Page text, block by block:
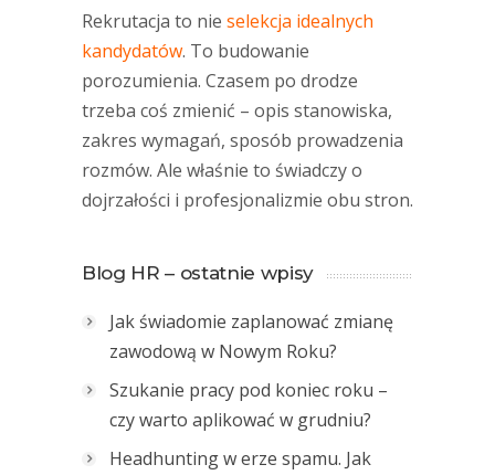
Rekrutacja to nie selekcja idealnych
kandydatów. To budowanie
porozumienia. Czasem po drodze
trzeba coś zmienić – opis stanowiska,
zakres wymagań, sposób prowadzenia
rozmów. Ale właśnie to świadczy o
dojrzałości i profesjonalizmie obu stron.
Blog HR – ostatnie wpisy
Jak świadomie zaplanować zmianę
zawodową w Nowym Roku?
Szukanie pracy pod koniec roku –
czy warto aplikować w grudniu?
Headhunting w erze spamu. Jak